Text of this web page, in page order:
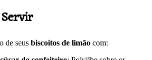
de seus biscoitos de limão com: